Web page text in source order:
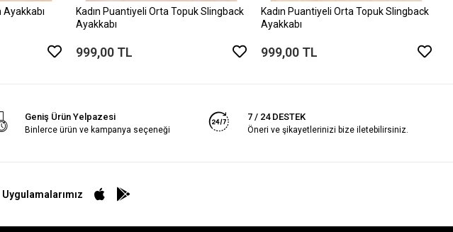
Ayakkabı
Kadın Puantiyeli Orta Topuk Slingback
Ayakkabı
999,00 TL
Kadın Puantiyeli Orta Topuk Slingback
Ayakkabı
999,00 TL
Geniş Ürün Yelpazesi
Binlerce ürün ve kampanya seçeneği
7 / 24 DESTEK
Öneri ve şikayetlerinizi bize iletebilirsiniz.